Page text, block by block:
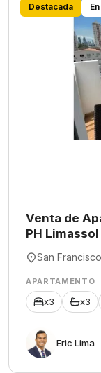
Destacada
Venta de
PH Limassol
San Francisco
APARTAMENTO
x3 x3
Eric Lima